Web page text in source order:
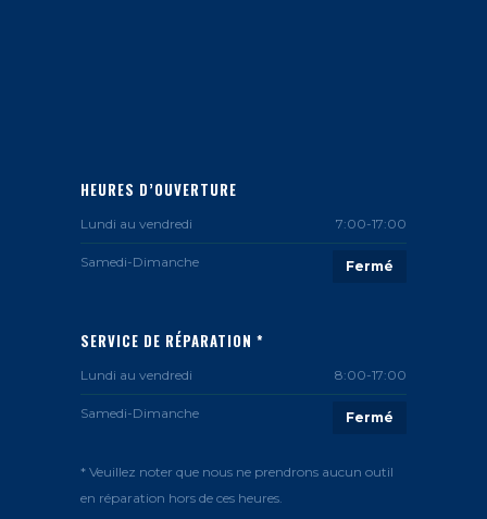
HEURES D’OUVERTURE
Lundi au vendredi 7:00-17:00
Samedi-Dimanche Fermé
SERVICE DE RÉPARATION *
Lundi au vendredi 8:00-17:00
Samedi-Dimanche Fermé
* Veuillez noter que nous ne prendrons aucun outil
en réparation hors de ces heures.